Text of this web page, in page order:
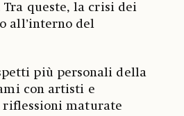
Tra queste, la crisi dei
all’interno del
più personali della
con artisti e
maturate